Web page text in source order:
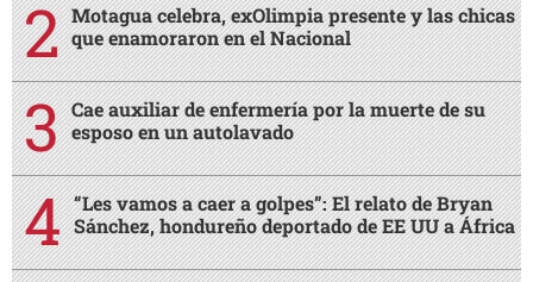
Motagua celebra, exOlimpia presente y las chicas
que enamoraron en el Nacional
Cae auxiliar de enfermería por la muerte de su
esposo en un autolavado
“Les vamos a caer a golpes”: El relato de Bryan
Sánchez, hondureño deportado de EE UU a África